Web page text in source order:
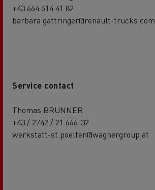
+43 664 614 41 82
barbara.gattringer@renault-trucks.com
Service contact
Thomas BRUNNER
+43 / 2742 / 21 666-32
werkstatt-st.poelten@wagnergroup.at